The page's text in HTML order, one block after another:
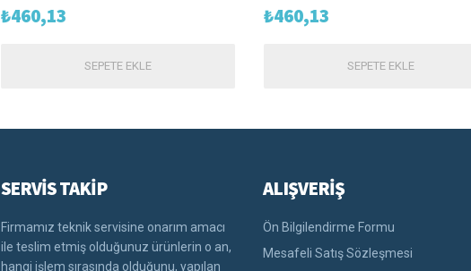
₺460,13
SEPETE EKLE
₺460,13
SEPETE EKLE
SERVİS TAKİP
Firmamız teknik servisine onarım amacı
ile teslim etmiş olduğunuz ürünlerin o an,
hangi işlem sırasında olduğunu, yapılan
ALIŞVERİŞ
Ön Bilgilendirme Formu
Mesafeli Satış Sözleşmesi